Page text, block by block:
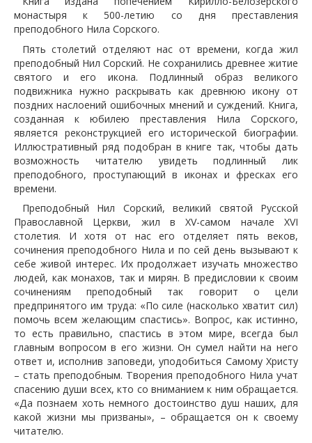
монастыря к 500-летию со дня преставления
преподобного Нила Сорского.
Пять столетий отделяют нас от времени, когда жил
преподобный Нил Сорский. Не сохранились древнее житие
святого и его икона. Подлинный образ великого
подвижника нужно раскрывать как древнюю икону от
поздних наслоений ошибочных мнений и суждений. Книга,
созданная к юбилею преставления Нила Сорского,
является реконструкцией его исторической биографии.
Иллюстративный ряд подобран в книге так, чтобы дать
возможность читателю увидеть подлинный лик
преподобного, проступающий в иконах и фресках его
времени.
Преподобный Нил Сорский, великий святой Русской
Православной Церкви, жил в XV-самом начале XVI
столетия. И хотя от нас его отделяет пять веков,
сочинения преподобного Нила и по сей день вызывают к
себе живой интерес. Их продолжает изучать множество
людей, как монахов, так и мирян. В предисловии к своим
сочинениям преподобный так говорит о цели
предпринятого им труда: «По силе (насколько хватит сил)
помочь всем желающим спастись». Вопрос, как истинно,
то есть правильно, спастись в этом мире, всегда был
главным вопросом в его жизни. Он сумел найти на него
ответ и, исполнив заповеди, уподобиться Самому Христу
– стать преподобным. Творения преподобного Нила учат
спасению души всех, кто со вниманием к ним обращается.
«Да познаем хоть немного достоинство душ наших, для
какой жизни мы призваны», – обращается он к своему
читателю.